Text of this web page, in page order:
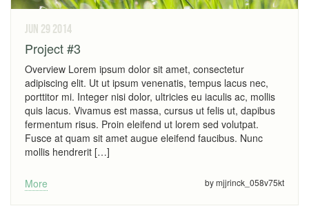
jun 29 2014
Project #3
Overview Lorem ipsum dolor sit amet, consectetur
adipiscing elit. Ut ut ipsum venenatis, tempus lacus nec,
porttitor mi. Integer nisi dolor, ultricies eu iaculis ac, mollis
quis lacus. Vivamus est massa, cursus ut felis ut, dapibus
fermentum risus. Proin eleifend ut lorem sed volutpat.
Fusce at quam sit amet augue eleifend faucibus. Nunc
mollis hendrerit […]
More by mjjrinck_058v75kt